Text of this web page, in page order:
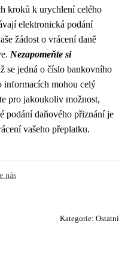
kroků k urychlení celého
elektronická podání
žádost o vrácení daně
Nezapomeňte si
se jedná o číslo bankovního
informacích mohou celý
pro jakoukoliv možnost,
podání daňového přiznání je
vašeho přeplatku.
nás
Kategorie: Ostatní